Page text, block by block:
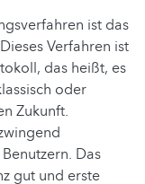
ist das
Verfahren ist
das heißt, es
oder
Zukunft.
Das
gut und erste